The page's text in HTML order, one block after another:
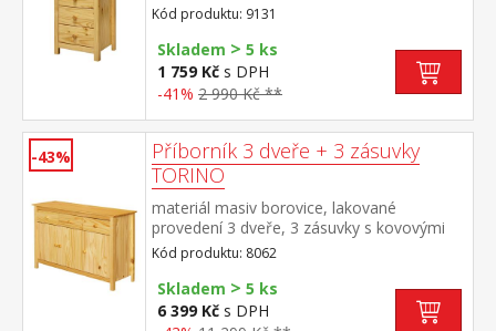
Kód produktu: 9131
Skladem > 5 ks
1 759 Kč s DPH
-41% 2 990 Kč **
-43%
Příborník 3 dveře + 3 zásuvky
TORINO
materiál masiv borovice, lakované
provedení 3 dveře, 3 zásuvky s kovovými
pojezdy vhodný doplněk nástavec TORINO
8063
Kód produktu: 8062
Skladem > 5 ks
6 399 Kč s DPH